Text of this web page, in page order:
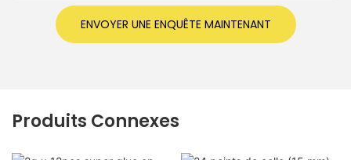
ENVOYER UNE ENQUÊTE MAINTENANT
Produits Connexes